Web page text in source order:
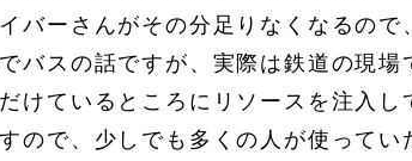
バーさんがその分足りなくなるので
バスの話ですが、実際は鉄道の現場
けているところにリソースを注入し
で、少しでも多くの人が使ってい